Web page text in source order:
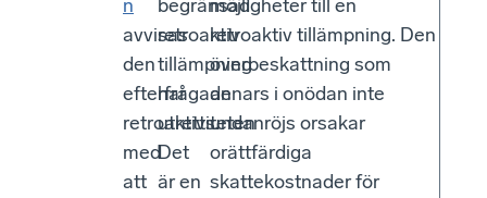
n
avvisas
den
efterfrågade
retroaktiviteten
med
att
begränsad
retroaktiv
tillämpning
har
utretts.
Det
är en
möjligheter till en
retroaktiv tillämpning. Den
överbeskattning som
annars i onödan inte
undanröjs orsakar
orättfärdiga
skattekostnader för